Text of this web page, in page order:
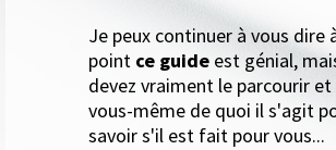
Je peux continuer à vous dire
point ce guide est génial,
devez vraiment le parcourir
vous-même de quoi il s'agit
savoir s'il est fait pour vous...